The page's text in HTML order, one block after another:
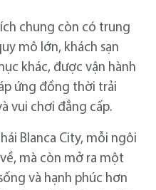
chung còn có trung
mô lớn, khách sạn
khác, được vận hành
ứng đồng thời trải
vui chơi đẳng cấp.
Blanca City, mỗi ngôi
mà còn mở ra một
và hạnh phúc hơn